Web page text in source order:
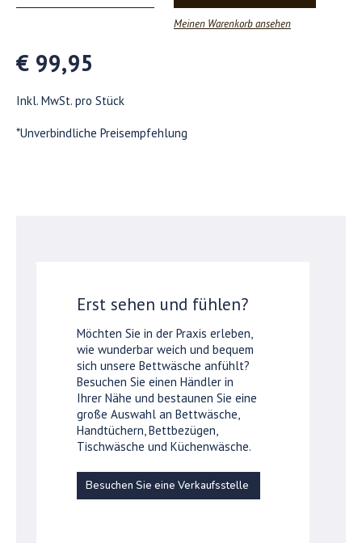
Meinen Warenkorb ansehen
€ 99,95
Inkl. MwSt. pro Stück
*Unverbindliche Preisempfehlung
Erst sehen und fühlen?
Möchten Sie in der Praxis erleben,
wie wunderbar weich und bequem
sich unsere Bettwäsche anfühlt?
Besuchen Sie einen Händler in
Ihrer Nähe und bestaunen Sie eine
große Auswahl an Bettwäsche,
Handtüchern, Bettbezügen,
Tischwäsche und Küchenwäsche.
Besuchen Sie eine Verkaufsstelle